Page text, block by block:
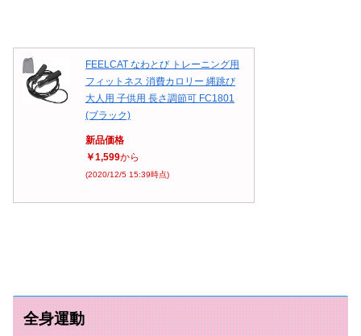
FEELCAT なわとび トレーニング用
フィットネス 消費カロリー 縄跳び
大人用 子供用 長さ調節可 FC1801
(ブラック)
新品価格
￥1,599から
(2020/12/5 15:39時点)
全身運動